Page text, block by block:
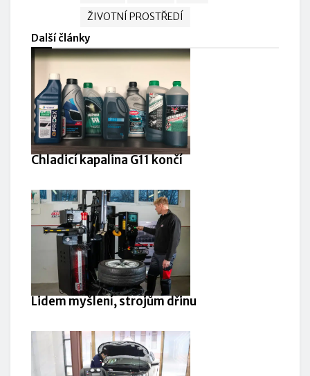
ŽIVOTNÍ PROSTŘEDÍ
Další články
Chladicí kapalina G11 končí
Lidem myšlení, strojům dřinu